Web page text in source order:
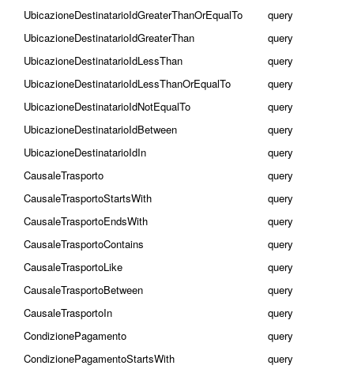
UbicazioneDestinatarioIdGreaterThanOrEqualTo
query
UbicazioneDestinatarioIdGreaterThan
query
UbicazioneDestinatarioIdLessThan
query
UbicazioneDestinatarioIdLessThanOrEqualTo
query
UbicazioneDestinatarioIdNotEqualTo
query
UbicazioneDestinatarioIdBetween
query
UbicazioneDestinatarioIdIn
query
CausaleTrasporto
query
CausaleTrasportoStartsWith
query
CausaleTrasportoEndsWith
query
CausaleTrasportoContains
query
CausaleTrasportoLike
query
CausaleTrasportoBetween
query
CausaleTrasportoIn
query
CondizionePagamento
query
CondizionePagamentoStartsWith
query